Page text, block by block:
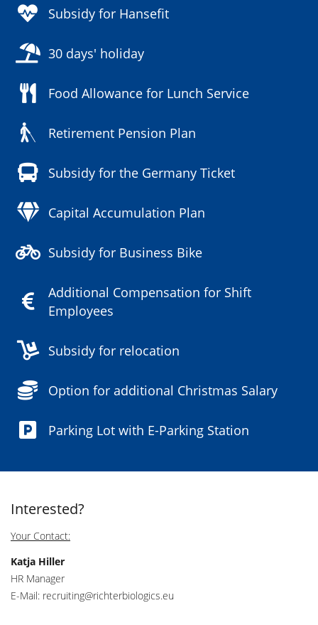
Subsidy for Hansefit
30 days' holiday
Food Allowance for Lunch Service
Retirement Pension Plan
Subsidy for the Germany Ticket
Capital Accumulation Plan
Subsidy for Business Bike
Additional Compensation for Shift
Employees
Subsidy for relocation
Option for additional Christmas Salary
Parking Lot with E-Parking Station
Interested?
Your Contact:
Katja Hiller
HR Manager
E-Mail: recruiting@richterbiologics.eu